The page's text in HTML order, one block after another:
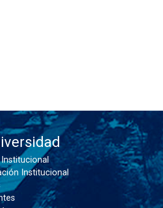
Institucional